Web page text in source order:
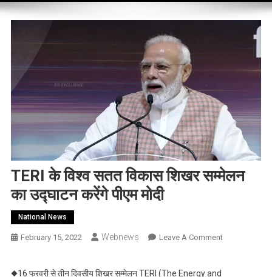
TERI के विश्व सतत विकास शिखर सम्मेलन
का उद्घाटन करेंगे पीएम मोदी
National News
February 15, 2022 Webnews Leave A CommentOn
◆16 फरवरी से तीन दिवसीय शिखर सम्मेलन TERI (The Energy and